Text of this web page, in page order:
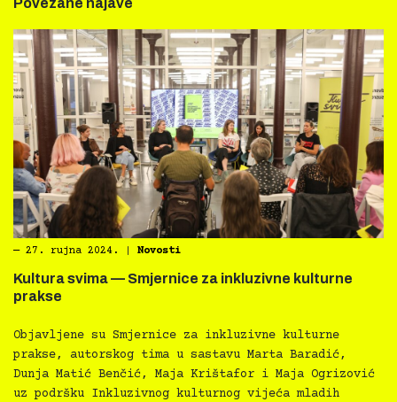
― 27. rujna 2024. Novosti
Kultura svima — Smjernice za inkluzivne kulturne
prakse
Objavljene su Smjernice za inkluzivne kulturne
prakse, autorskog tima u sastavu Marta Baradić,
Dunja Matić Benčić, Maja Krištafor i Maja Ogrizović
uz podršku Inkluzivnog kulturnog vijeća mladih